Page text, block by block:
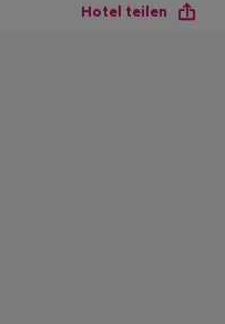
Hotel teilen